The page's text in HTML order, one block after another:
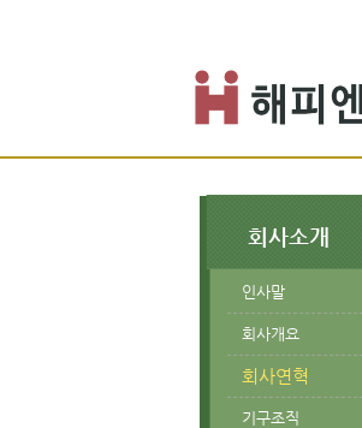
회사소개
인사말
회사개요
회사연혁
기구조직